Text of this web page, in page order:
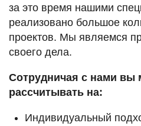
за это время нашими
реализовано большое
проектов. Мы являемся
своего дела.
Сотрудничая с нами вы
рассчитывать на:
Индивидуальный